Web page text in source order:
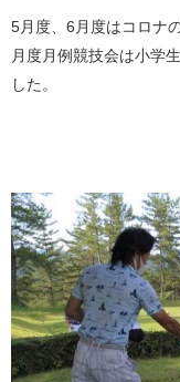
5月度、6月度はコロナ
月度月例競技会は小学
した。